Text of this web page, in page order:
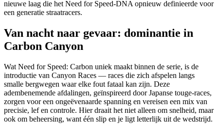
nieuwe laag die het Need for Speed-DNA opnieuw definieerde voor
een generatie straatracers.
Van nacht naar gevaar: dominantie in
Carbon Canyon
Wat Need for Speed: Carbon uniek maakt binnen de serie, is de
introductie van Canyon Races — races die zich afspelen langs
smalle bergwegen waar elke fout fataal kan zijn. Deze
adembenemende afdalingen, geïnspireerd door Japanse touge-races,
zorgen voor een ongeëvenaarde spanning en vereisen een mix van
precisie, lef en controle. Hier draait het niet alleen om snelheid, maar
ook om beheersing, want één slip en je ligt letterlijk uit de wedstrijd.